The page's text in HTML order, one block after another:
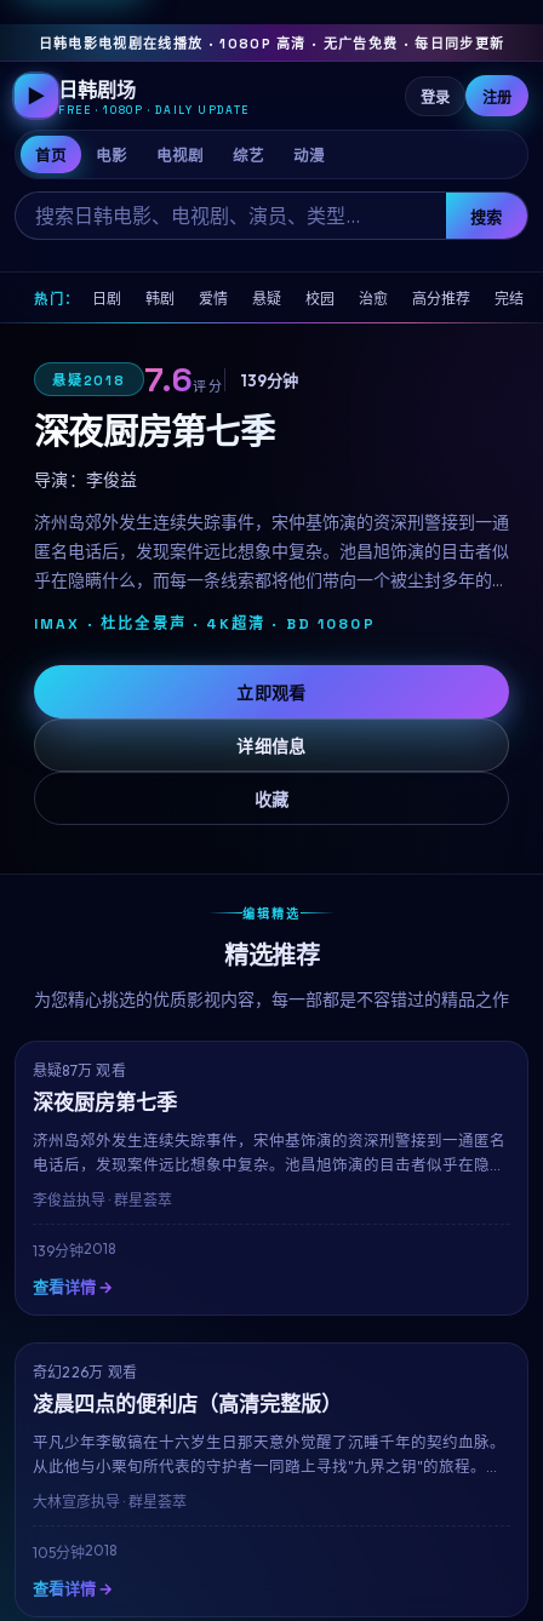
日韩电影电视剧在线播放 · 1080P 高清 · 无广告免费 · 每日同步更新
▶ 日韩剧场
FREE · 1080P · DAILY UPDATE
首页 电影 电视剧 综艺 动漫
搜索
登录 注册
热门： 日剧 韩剧 爱情 悬疑 校园 治愈 高分推荐 完结
悬疑2018 7.6评分 139分钟
深夜厨房第七季
导演： 李俊益
济州岛郊外发生连续失踪事件，宋仲基饰演的资深刑警接到一通
匿名电话后，发现案件远比想象中复杂。池昌旭饰演的目击者似
乎在隐瞒什么，而每一条线索都将他们带向一个被尘封多年的秘
密。李俊益延续其冷峻的叙事风格，剧情反转层出不穷。
IMAX · 杜比全景声 · 4K超清 · BD 1080P
立即观看
详细信息
收藏
编辑精选
精选推荐
为您精心挑选的优质影视内容，每一部都是不容错过的精品之作
热播
悬疑87万 观看
深夜厨房第七季
济州岛郊外发生连续失踪事件，宋仲基饰演的资深刑警接到一通匿名
电话后，发现案件远比想象中复杂。池昌旭饰演的目击者似乎在隐瞒
什么，而每一条线索都将他们带向一个被尘封多年的秘密。李俊益延
续其冷峻的叙事风格，剧情反转层出不穷。
李俊益执导 · 群星荟萃
139分钟2018
查看详情 →
NEW
奇幻226万 观看
凌晨四点的便利店（高清完整版）
平凡少年李敏镐在十六岁生日那天意外觉醒了沉睡千年的契约血脉。
从此他与小栗旬所代表的守护者一同踏上寻找"九界之钥"的旅程。大
林宣彦打造的奇幻世界宏大而细腻，是2018年最具想象力的银幕之
作。
大林宣彦执导 · 群星荟萃
105分钟2018
查看详情 →